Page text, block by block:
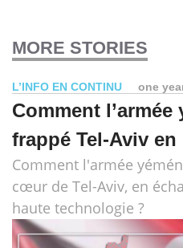
MORE STORIES
L’INFO EN CONTINU one
Comment
frappé Tel-Aviv
Comment l'armée
cœur de Tel-Aviv, en
haute technologie ?